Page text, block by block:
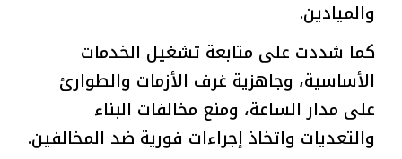
والميادين.
كما شددت على متابعة تشغيل الخدمات
الأساسية، وجاهزية غرف الأزمات والطوارئ
على مدار الساعة، ومنع مخالفات البناء
والتعديات واتخاذ إجراءات فورية ضد المخالفين.